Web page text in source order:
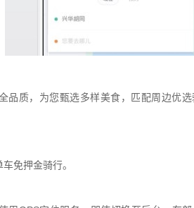
品质，为您甄选多样美食，匹配周边优
免押金骑行。